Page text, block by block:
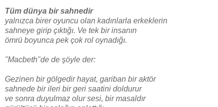
Tüm dünya bir sahnedir
yalnızca birer oyuncu olan kadınlarla erkeklerin
sahneye girip çıktığı. Ve tek bir insanın
ömrü boyunca pek çok rol oynadığı.
"Macbeth"de de şöyle der:
Gezinen bir gölgedir hayat, gariban bir aktör
sahnede bir ileri bir geri saatini doldurur
ve sonra duyulmaz olur sesi, bir masaldır